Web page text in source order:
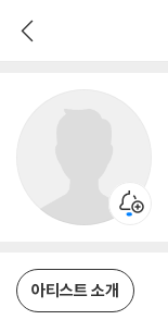
아티스트 소개